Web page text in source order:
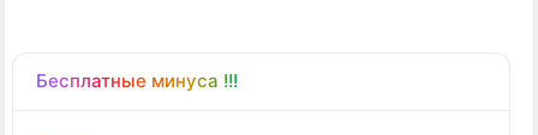
Бесплатные минуса !!!